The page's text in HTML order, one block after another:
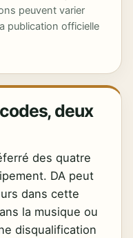
peuvent varier
publication officielle
deux
des quatre
DA peut
dans cette
la musique ou
disqualification